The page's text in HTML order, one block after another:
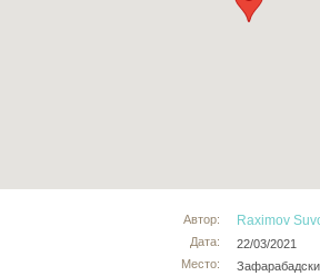
Автор:
Дата:
Место:
Raximov
22/03/2021